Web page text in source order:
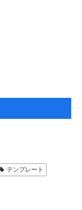
テンプレート